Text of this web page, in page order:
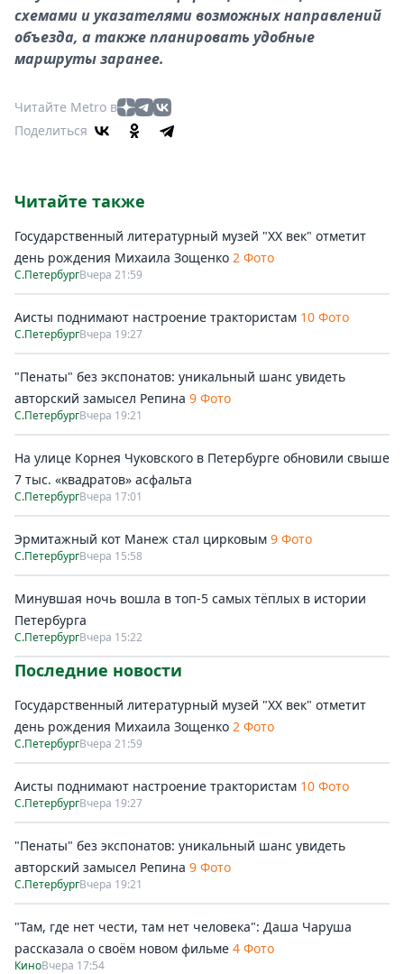
схемами и указателями возможных направлений
объезда, а также планировать удобные
маршруты заранее.
Читайте Metro в
Поделиться
Читайте также
Государственный литературный музей "ХХ век" отметит
день рождения Михаила Зощенко 2 Фото
С.ПетербургВчера 21:59
Аисты поднимают настроение трактористам 10 Фото
С.ПетербургВчера 19:27
"Пенаты" без экспонатов: уникальный шанс увидеть
авторский замысел Репина 9 Фото
С.ПетербургВчера 19:21
На улице Корнея Чуковского в Петербурге обновили свыше
7 тыс. «квадратов» асфальта
С.ПетербургВчера 17:01
Эрмитажный кот Манеж стал цирковым 9 Фото
С.ПетербургВчера 15:58
Минувшая ночь вошла в топ-5 самых тёплых в истории
Петербурга
С.ПетербургВчера 15:22
Последние новости
Государственный литературный музей "ХХ век" отметит
день рождения Михаила Зощенко 2 Фото
С.ПетербургВчера 21:59
Аисты поднимают настроение трактористам 10 Фото
С.ПетербургВчера 19:27
"Пенаты" без экспонатов: уникальный шанс увидеть
авторский замысел Репина 9 Фото
С.ПетербургВчера 19:21
"Там, где нет чести, там нет человека": Даша Чаруша
рассказала о своём новом фильме 4 Фото
КиноВчера 17:54